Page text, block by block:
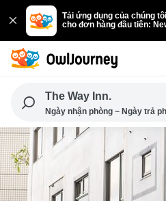
Tải ứng dụng của chúng
cho đơn hàng đầu tiên:
The Way Inn.
Ngày nhận phòng ~ Ngày trả